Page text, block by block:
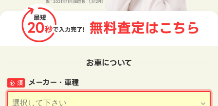
お車について
メーカー・車種
必 須